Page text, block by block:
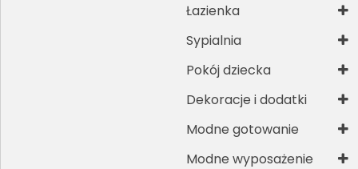
Łazienka
Sypialnia
Pokój dziecka
Dekoracje i dodatki
Modne gotowanie
Modne wyposażenie